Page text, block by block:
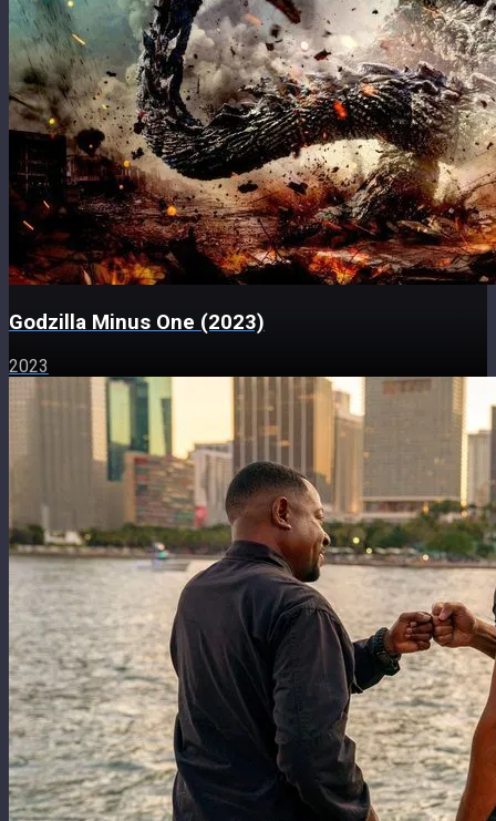
Godzilla Minus One (2023)
2023